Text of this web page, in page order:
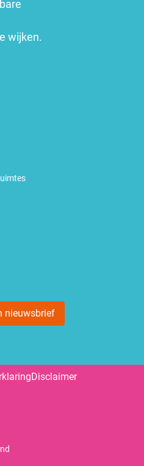
wijken.
nieuwsbrief
Disclaimer